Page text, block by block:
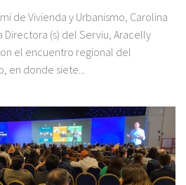
de Vivienda y Urbanismo, Carolina
Directora (s) del Serviu, Aracelly
el encuentro regional del
en donde siete...